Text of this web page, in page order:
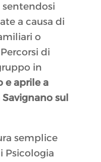
a causa di
o
di
in
e aprile a
sul
semplice
Psicologia